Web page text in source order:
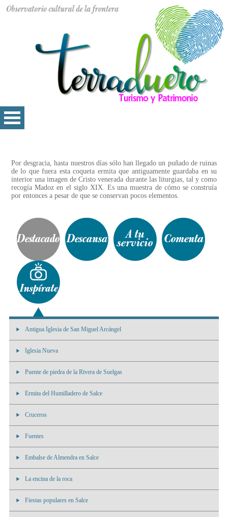
Por desgracia, hasta nuestros días sólo han llegado un puñado de ruinas
de lo que fuera esta coqueta ermita que antiguamente guardaba en su
interior una imagen de Cristo venerada durante las liturgias, tal y como
recogía Madoz en el siglo XIX. Es una muestra de cómo se construía
por entonces a pesar de que se conservan pocos elementos.
Antigua Iglesia de San Miguel Arcángel
Iglesia Nueva
Puente de piedra de la Rivera de Suelgas
Ermita del Humilladero de Salce
Cruceros
Fuentes
Embalse de Almendra en Salce
La encina de la roca
Fiestas populares en Salce